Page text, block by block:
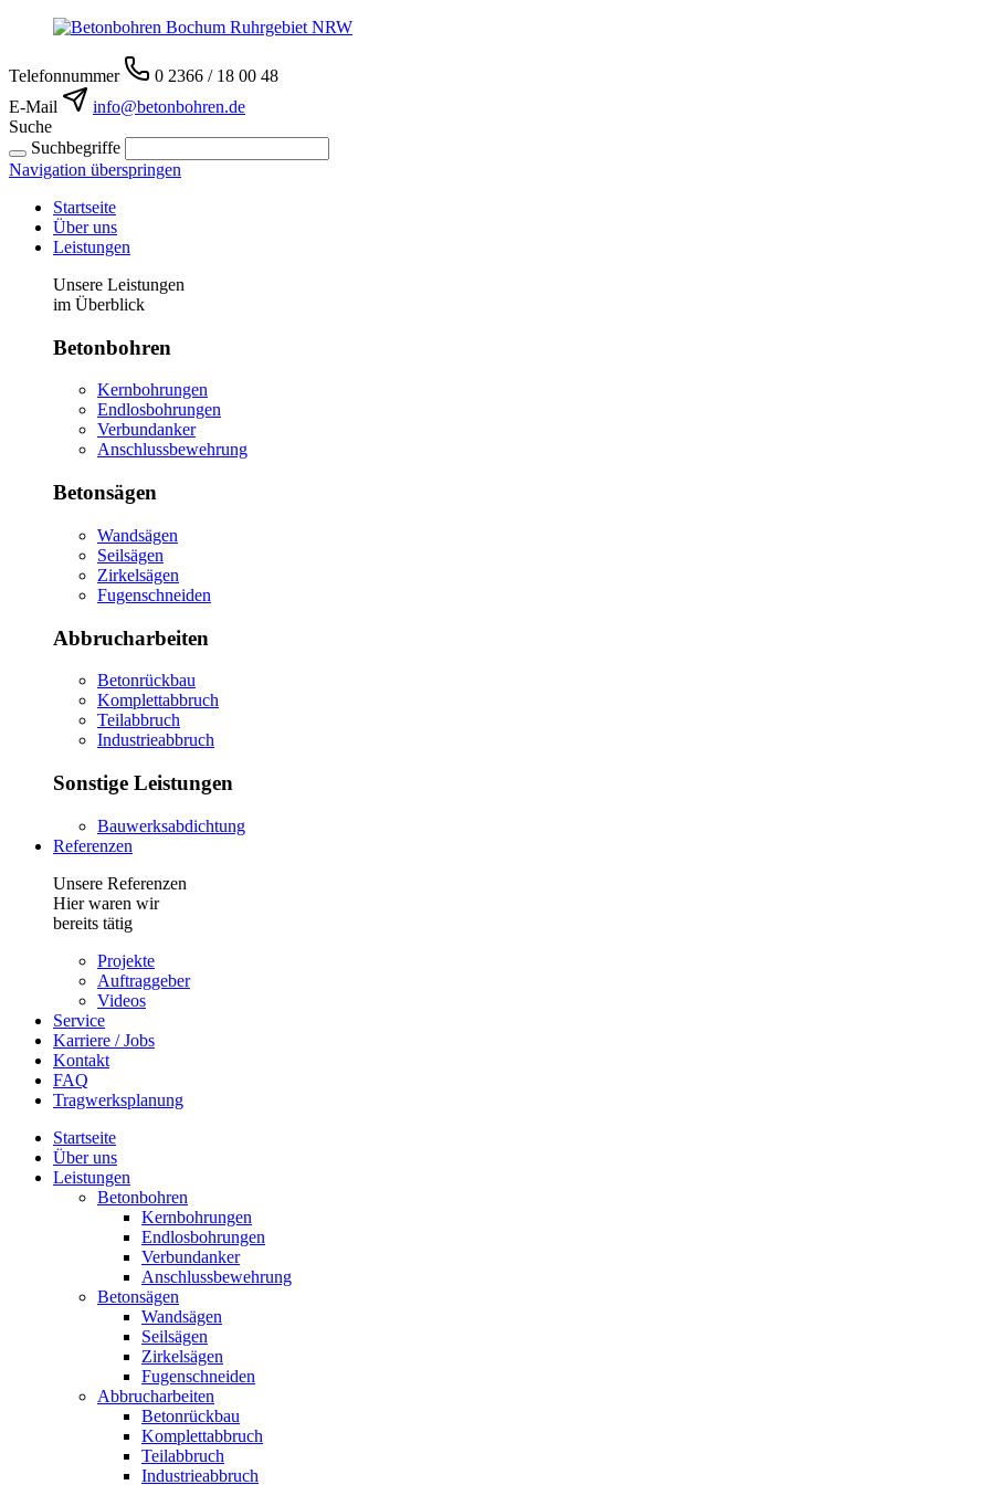
Telefonnummer
0 2366 / 18 00 48
E-Mail
info@betonbohren.de
Suche
Suchbegriffe
Navigation überspringen
Startseite
Über uns
Leistungen
Unsere Leistungen
im Überblick
Betonbohren
Kernbohrungen
Endlosbohrungen
Verbundanker
Anschlussbewehrung
Betonsägen
Wandsägen
Seilsägen
Zirkelsägen
Fugenschneiden
Abbrucharbeiten
Betonrückbau
Komplettabbruch
Teilabbruch
Industrieabbruch
Sonstige Leistungen
Bauwerksabdichtung
Referenzen
Unsere Referenzen
Hier waren wir
bereits tätig
Projekte
Auftraggeber
Videos
Service
Karriere / Jobs
Kontakt
FAQ
Tragwerksplanung
Startseite
Über uns
Leistungen
Betonbohren
Kernbohrungen
Endlosbohrungen
Verbundanker
Anschlussbewehrung
Betonsägen
Wandsägen
Seilsägen
Zirkelsägen
Fugenschneiden
Abbrucharbeiten
Betonrückbau
Komplettabbruch
Teilabbruch
Industrieabbruch